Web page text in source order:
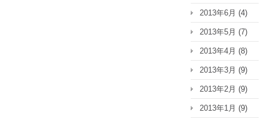
2013年6月 (4)
2013年5月 (7)
2013年4月 (8)
2013年3月 (9)
2013年2月 (9)
2013年1月 (9)